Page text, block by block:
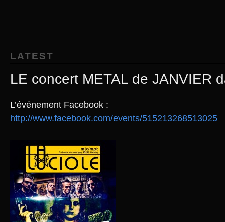
LATEST
LE concert METAL de JANVIER
L’événement Facebook :
http://www.facebook.com/events/515213268513025